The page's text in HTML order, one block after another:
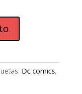
Dc comics,